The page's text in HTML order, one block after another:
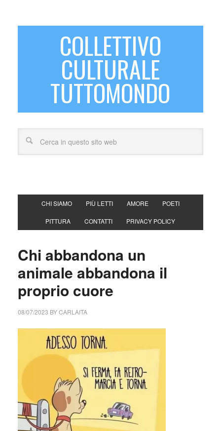
COLLETTIVO
CULTURALE
TUTTOMONDO
CHI SIAMO PIÙ LETTI AMORE POETI
PITTURA CONTATTI PRIVACY POLICY
Chi abbandona un
animale abbandona il
proprio cuore
08/07/2023 BYCARLAITA